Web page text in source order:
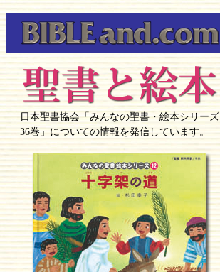
日本聖書協会「みんなの聖書・絵本シリーズ
36巻」についての情報を発信しています。